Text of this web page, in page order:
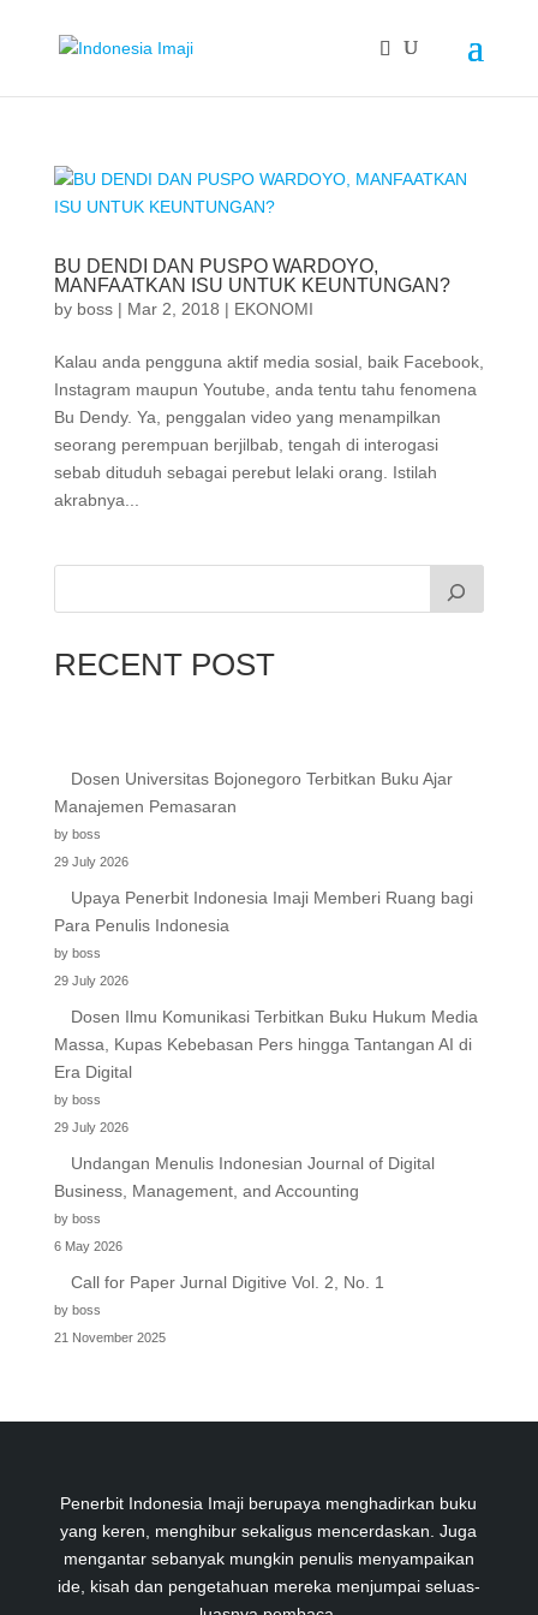
BU DENDI DAN PUSPO WARDOYO,
MANFAATKAN ISU UNTUK KEUNTUNGAN?
by boss| Mar 2, 2018 | EKONOMI
Kalau anda pengguna aktif media sosial, baik Facebook,
Instagram maupun Youtube, anda tentu tahu fenomena
Bu Dendy. Ya, penggalan video yang menampilkan
seorang perempuan berjilbab, tengah di interogasi
sebab dituduh sebagai perebut lelaki orang. Istilah
akrabnya...
RECENT POST
Dosen Universitas Bojonegoro Terbitkan Buku Ajar
Manajemen Pemasaran
by boss
29 July 2026
Upaya Penerbit Indonesia Imaji Memberi Ruang bagi
Para Penulis Indonesia
by boss
29 July 2026
Dosen Ilmu Komunikasi Terbitkan Buku Hukum Media
Massa, Kupas Kebebasan Pers hingga Tantangan AI di
Era Digital
by boss
29 July 2026
Undangan Menulis Indonesian Journal of Digital
Business, Management, and Accounting
by boss
6 May 2026
Call for Paper Jurnal Digitive Vol. 2, No. 1
by boss
21 November 2025
Penerbit Indonesia Imaji berupaya menghadirkan buku
yang keren, menghibur sekaligus mencerdaskan. Juga
mengantar sebanyak mungkin penulis menyampaikan
ide, kisah dan pengetahuan mereka menjumpai seluas-